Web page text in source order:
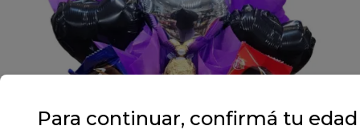
Para continuar, confirmá tu edad